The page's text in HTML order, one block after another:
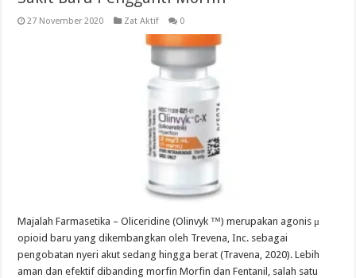
27 November 2020 Zat Aktif 0
Majalah Farmasetika – Oliceridine (Olinvyk ™) merupakan agonis μ
opioid baru yang dikembangkan oleh Trevena, Inc. sebagai
pengobatan nyeri akut sedang hingga berat (Travena, 2020). Lebih
aman dan efektif dibanding morfin Morfin dan Fentanil, salah satu